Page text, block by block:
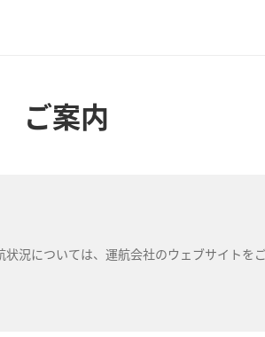
ご案内
況については、運航会社のウェブサイトを